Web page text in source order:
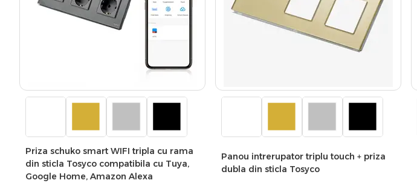
Priza schuko smart WIFI tripla cu rama
din sticla Tosyco compatibila cu Tuya,
Google Home, Amazon Alexa
Panou intrerupator triplu touch + priza
dubla din sticla Tosyco